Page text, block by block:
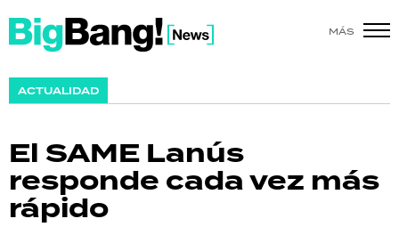
MÁS
ACTUALIDAD
El SAME Lanús
responde cada vez más
rápido
SHOW
ACTUALIDAD
POLICIALES